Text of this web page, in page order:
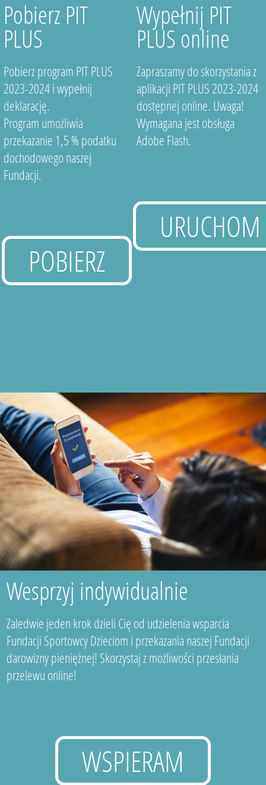
Pobierz PIT
PLUS
Pobierz program PIT PLUS
2023-2024 i wypełnij
deklarację.
Program umożliwia
przekazanie 1,5 % podatku
dochodowego naszej
Fundacji.
POBIERZ
Wypełnij PIT
PLUS online
Zapraszamy do skorzystania z
aplikacji PIT PLUS 2023-2024
dostępnej online. Uwaga!
Wymagana jest obsługa
Adobe Flash.
URUCHOM
Wesprzyj indywidualnie
Zaledwie jeden krok dzieli Cię od udzielenia wsparcia
Fundacji Sportowcy Dzieciom i przekazania naszej Fundacji
darowizny pieniężnej! Skorzystaj z możliwości przesłania
przelewu online!
WSPIERAM